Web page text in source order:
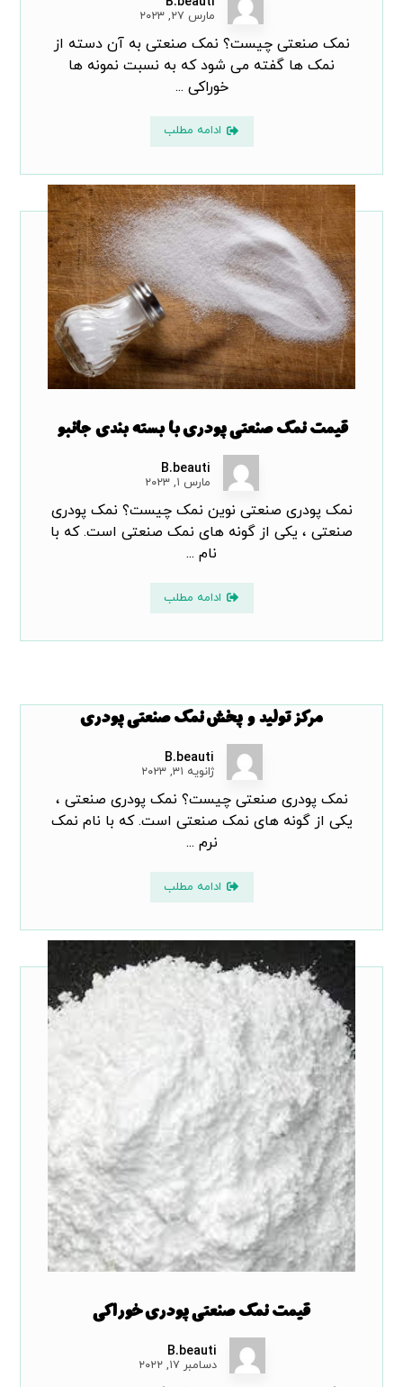
مارس ۲۷, ۲۰۲۳
نمک صنعتی چیست؟ نمک صنعتی به آن دسته از
نمک ها گفته می شود که به نسبت نمونه ها
خوراکی ...
ادامه مطلب
قیمت نمک صنعتی پودری با بسته بندی جانبو
B.beauti
مارس ۱, ۲۰۲۳
نمک پودری صنعتی نوین نمک چیست؟ نمک پودری
صنعتی ، یکی از گونه های نمک صنعتی است. که با
نام ...
ادامه مطلب
مرکز تولید و پخش نمک صنعتی پودری
B.beauti
ژانویه ۳۱, ۲۰۲۳
نمک پودری صنعتی چیست؟ نمک پودری صنعتی ،
یکی از گونه های نمک صنعتی است. که با نام نمک
نرم ...
ادامه مطلب
قیمت نمک صنعتی پودری خوراکی
B.beauti
دسامبر ۱۷, ۲۰۲۲